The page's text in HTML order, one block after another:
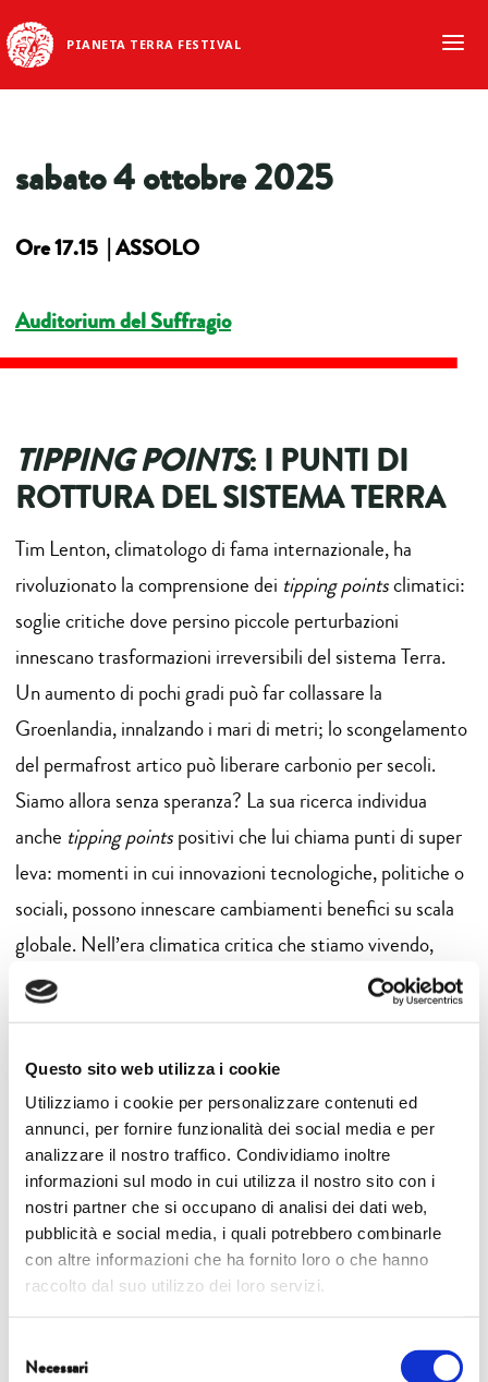
Questo sito web utilizza i cookie
Utilizziamo i cookie per personalizzare contenuti ed
annunci, per fornire funzionalità dei social media e per
analizzare il nostro traffico. Condividiamo inoltre
informazioni sul modo in cui utilizza il nostro sito con i
nostri partner che si occupano di analisi dei dati web,
pubblicità e social media, i quali potrebbero combinarle
con altre informazioni che ha fornito loro o che hanno
raccolto dal suo utilizzo dei loro servizi.
delNecessari
PIANETA TERRA FESTIVAL
sabato 4 ottobre 2025
Ore 17.15 | ASSOLO
Auditorium del Suffragio
TIPPING POINTS: I PUNTI DI
ROTTURA DEL SISTEMA TERRA
Tim Lenton, climatologo di fama internazionale, ha
rivoluzionato la comprensione dei tipping pointsclimatici:
soglie critiche dove persino piccole perturbazioni
innescano trasformazioni irreversibili del sistema Terra.
Un aumento di pochi gradi può far collassare la
Groenlandia, innalzando i mari di metri; lo scongelamento
del permafrost artico può liberare carbonio per secoli.
Siamo allora senza speranza? La sua ricerca individua
anche tipping pointspositivi che lui chiama punti di super
leva: momenti in cui innovazioni tecnologiche, politiche o
sociali, possono innescare cambiamenti benefici su scala
globale. Nell’era climatica critica che stiamo vivendo,
comprendere la sproporzione tra causa ed effetto è
essenziale per evitare il collasso o innescare un processo